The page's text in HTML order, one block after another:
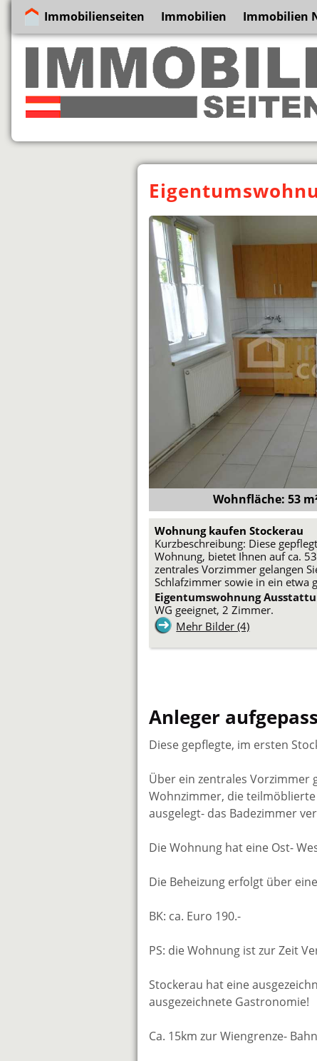
Immobilienseiten Immobilien Immobilien
Wohnfläche: 53
Wohnung kaufen Stockerau
Kurzbeschreibung: Diese
Wohnung, bietet Ihnen auf ca.
zentrales Vorzimmer gelangen
Schlafzimmer sowie in ein etwa
Eigentumswohnung
WG geeignet, 2 Zimmer.
Mehr Bilder (4)
Anleger
Diese gepflegte, im ersten
Über ein zentrales Vorzimmer
Wohnzimmer, die teilmöblierte
ausgelegt- das Badezimmer
Die Wohnung hat eine Ost-
Die Beheizung erfolgt über
BK: ca. Euro 190.-
PS: die Wohnung ist zur Zeit
Stockerau hat eine
ausgezeichnete Gastronomie!
Ca. 15km zur Wiengrenze-